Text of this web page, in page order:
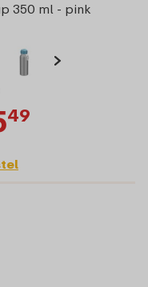
350 ml - pink
49